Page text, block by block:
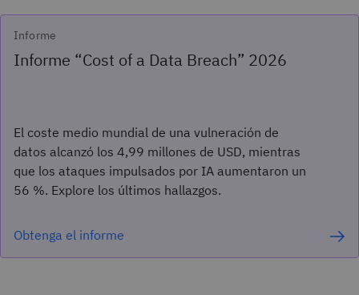
Informe
Informe “Cost of a Data Breach” 2026
El coste medio mundial de una vulneración de
datos alcanzó los 4,99 millones de USD, mientras
que los ataques impulsados por IA aumentaron un
56 %. Explore los últimos hallazgos.
Obtenga el informe